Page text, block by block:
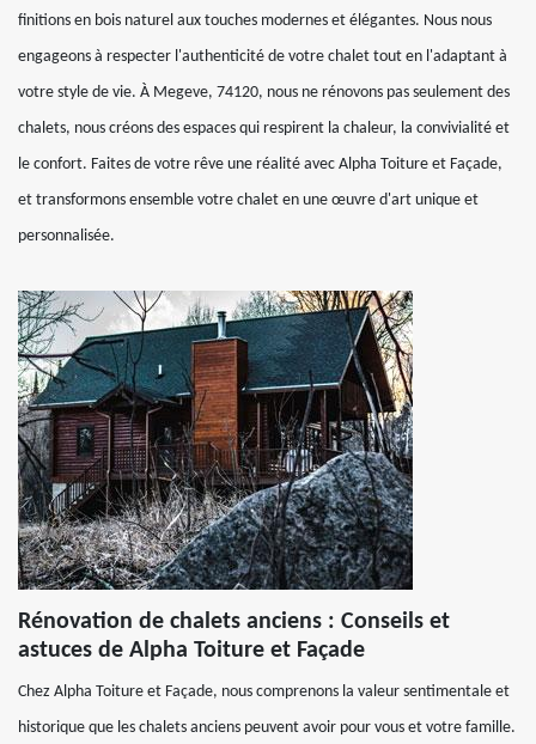
finitions en bois naturel aux touches modernes et élégantes. Nous nous
engageons à respecter l'authenticité de votre chalet tout en l'adaptant à
votre style de vie. À Megeve, 74120, nous ne rénovons pas seulement des
chalets, nous créons des espaces qui respirent la chaleur, la convivialité et
le confort. Faites de votre rêve une réalité avec Alpha Toiture et Façade,
et transformons ensemble votre chalet en une œuvre d'art unique et
personnalisée.
Rénovation de chalets anciens : Conseils et
astuces de Alpha Toiture et Façade
Chez Alpha Toiture et Façade, nous comprenons la valeur sentimentale et
historique que les chalets anciens peuvent avoir pour vous et votre famille.